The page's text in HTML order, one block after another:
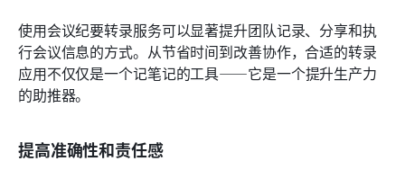
使用会议纪要转录服务可以显著提升团队记录、分享和执
行会议信息的方式。从节省时间到改善协作，合适的转录
应用不仅仅是一个记笔记的工具——它是一个提升生产力
的助推器。
提高准确性和责任感